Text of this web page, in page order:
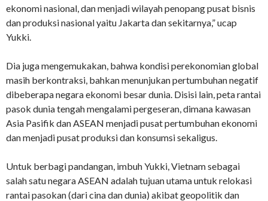
ekonomi nasional, dan menjadi wilayah penopang pusat bisnis
dan produksi nasional yaitu Jakarta dan sekitarnya,” ucap
Yukki.
Dia juga mengemukakan, bahwa kondisi perekonomian global
masih berkontraksi, bahkan menunjukan pertumbuhan negatif
dibeberapa negara ekonomi besar dunia. Disisi lain, peta rantai
pasok dunia tengah mengalami pergeseran, dimana kawasan
Asia Pasifik dan ASEAN menjadi pusat pertumbuhan ekonomi
dan menjadi pusat produksi dan konsumsi sekaligus.
Untuk berbagi pandangan, imbuh Yukki, Vietnam sebagai
salah satu negara ASEAN adalah tujuan utama untuk relokasi
rantai pasokan (dari cina dan dunia) akibat geopolitik dan